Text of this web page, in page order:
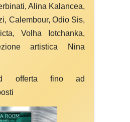
Alina Kalancea,
Calembour, Odio Sis,
Volha Iotchanka,
artistica Nina
offerta fino ad